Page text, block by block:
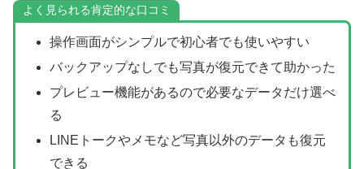
よく見られる肯定的な口コミ
操作画面がシンプルで初心者でも使いやすい
バックアップなしでも写真が復元できて助かった
プレビュー機能があるので必要なデータだけ選べ
る
LINEトークやメモなど写真以外のデータも復元
できる